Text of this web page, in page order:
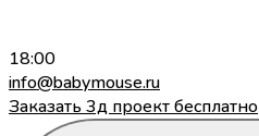
18:00
info@babymouse.ru
Заказать 3д проект бесплатно